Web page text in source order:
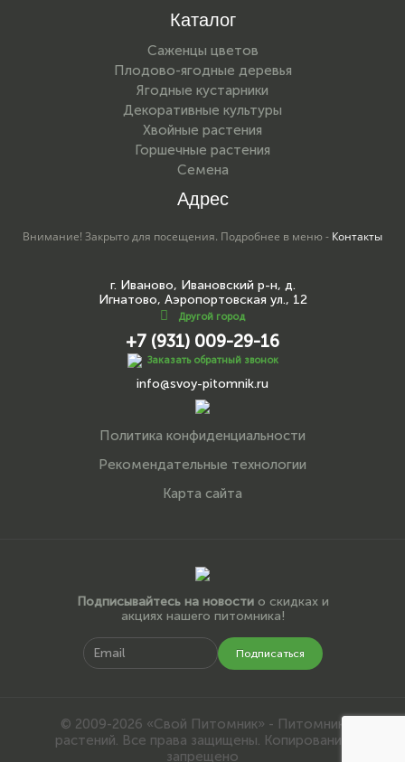
Каталог
Саженцы цветов
Плодово-ягодные деревья
Ягодные кустарники
Декоративные культуры
Хвойные растения
Горшечные растения
Семена
Адрес
Внимание! Закрыто для посещения. Подробнее в меню - Контакты
г. Иваново, Ивановский р-н, д.
Игнатово, Аэропортовская ул., 12
Другой город
+7 (931) 009-29-16
Заказать обратный звонок
info@svoy-pitomnik.ru
Политика конфиденциальности
Рекомендательные технологии
Карта сайта
Подписывайтесь на новостио скидках и
акциях нашего питомника!
Подписаться
© 2009-2026 «Свой Питомник» - Питомник
растений. Все права защищены. Копирование
запрещено